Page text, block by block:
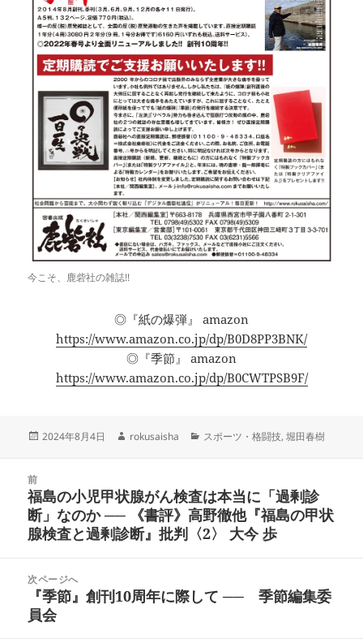
今こそ、鹿砦社の雑誌!!
◎『紙の爆弾』 amazon
https://www.amazon.co.jp/dp/B0D8PP3BNK/
◎『季節』 amazon
https://www.amazon.co.jp/dp/B0CWTPSB9F/
投
2024年8月4日
作
rokusaisha
カ
ー
スポーツ・格闘技,堀田春樹
前
前
の
投
福島の小児甲状腺がん検査は本当に「過剰診
断」なのか ── 《書評》高野徹他『福島の甲状
腺検査と過剰診断』批判〈2〉 大今 歩
次ページへ
次
の
『季節』創刊10周年に際して ── 季節編集委
員会